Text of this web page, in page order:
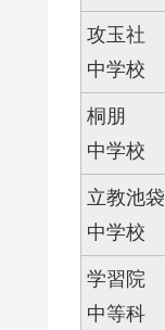
攻玉社
中学校
桐朋
中学校
立教池袋
中学校
学習院
中等科